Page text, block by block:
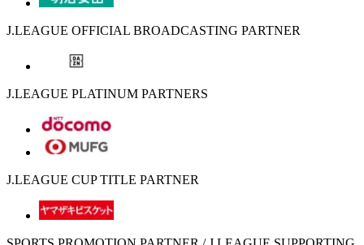
J.LEAGUE OFFICIAL BROADCASTING PARTNER
J.LEAGUE PLATINUM PARTNERS
J.LEAGUE CUP TITLE PARTNER